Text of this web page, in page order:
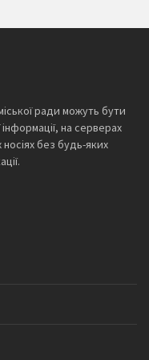
ради можуть бути
на серверах
без будь-яких